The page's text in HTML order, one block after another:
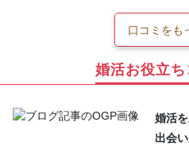
口コミをも
婚活お役立
婚活
出会